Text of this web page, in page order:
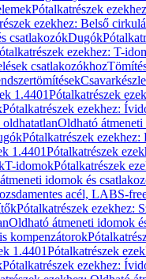
Pótalkatrészek
ezekhez: Belső
csatlakozókDugók
ezekhez: T-
csatlakozókhoz
1.4401Pótalkatrészek
Pótalkatrészek ezekhez:
Oldható
Pótalkatrészek ezekhez:
1.4401Pótalkatrészek
T-idomokPótalkatrészek
idomok és
acél, LABS-
Pótalkatrészek ezekhez:
Oldható átmeneti idomok
kompenzátorok
1.4401Pótalkatrészek
Pótalkatrészek ezekhez: